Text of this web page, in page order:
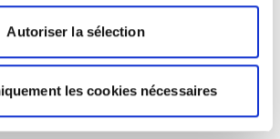
Autoriser la sélection
les cookies nécessaires